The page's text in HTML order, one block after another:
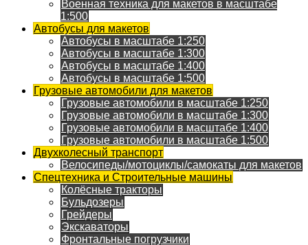
Военная техника для макетов в масштабе
1:500
Автобусы для макетов
Автобусы в масштабе 1:250
Автобусы в масштабе 1:300
Автобусы в масштабе 1:400
Автобусы в масштабе 1:500
Грузовые автомобили для макетов
Грузовые автомобили в масштабе 1:250
Грузовые автомобили в масштабе 1:300
Грузовые автомобили в масштабе 1:400
Грузовые автомобили в масштабе 1:500
Двухколесный транспорт
Велосипеды/мотоциклы/самокаты для макетов
Спецтехника и Строительные машины
Колёсные тракторы
Бульдозеры
Грейдеры
Экскаваторы
Фронтальные погрузчики